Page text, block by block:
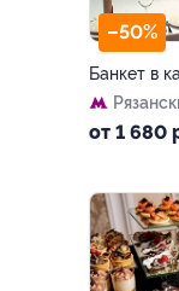
–50%
Банкет в
от 1 680